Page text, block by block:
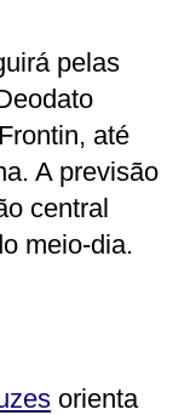
pelas
até
A previsão
central
meio-dia.
orienta